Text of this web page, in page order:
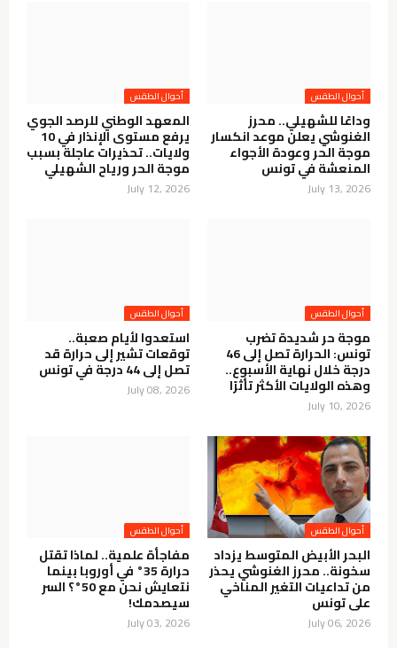
أحوال الطقس
وداعًا للشهيلي.. محرز
الغنوشي يعلن موعد انكسار
موجة الحر وعودة الأجواء
المنعشة في تونس
July 13, 2026
أحوال الطقس
المعهد الوطني للرصد الجوي
يرفع مستوى الإنذار في 10
ولايات.. تحذيرات عاجلة بسبب
موجة الحر ورياح الشهيلي
July 12, 2026
أحوال الطقس
موجة حر شديدة تضرب
تونس: الحرارة تصل إلى 46
درجة خلال نهاية الأسبوع..
وهذه الولايات الأكثر تأثرًا
July 10, 2026
أحوال الطقس
استعدوا لأيام صعبة..
توقعات تشير إلى حرارة قد
تصل إلى 44 درجة في تونس
July 08, 2026
أحوال الطقس
البحر الأبيض المتوسط يزداد
سخونة.. محرز الغنوشي يحذر
من تداعيات التغير المناخي
على تونس
July 06, 2026
أحوال الطقس
مفاجأة علمية.. لماذا تقتل
حرارة 35° في أوروبا بينما
نتعايش نحن مع 50°؟ السر
سيصدمك!
July 03, 2026